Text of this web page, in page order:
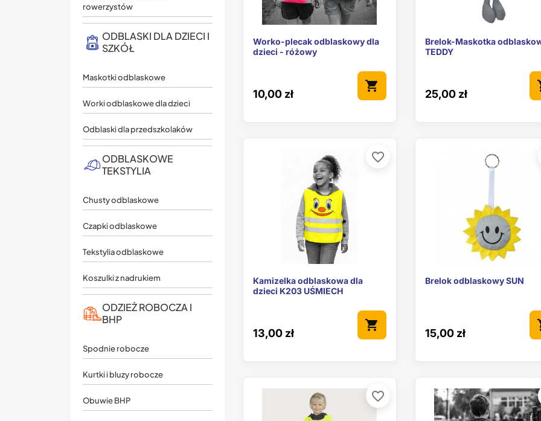
rowerzystów
ODBLASKI DLA DZIECI I
SZKÓŁ
Maskotki odblaskowe
Worki odblaskowe dla dzieci
Odblaski dla przedszkolaków
ODBLASKOWE
TEKSTYLIA
Chusty odblaskowe
Czapki odblaskowe
Tekstylia odblaskowe
Koszulki z nadrukiem
ODZIEŻ ROBOCZA I
BHP
Spodnie robocze
Kurtki i bluzy robocze
Obuwie BHP
Szybki podgląd
Worko-plecak odblaskowy dla
dzieci - różowy
10,00 zł
shopping_cart
Szybki
Brelok-Maskotka
TEDDY
25,00 zł
Szybki podgląd
Kamizelka odblaskowa dla
dzieci K203 UŚMIECH
13,00 zł
shopping_cart
favorite_border
Szybki podgląd
Brelok odblaskowy SUN
15,00 zł
favorite_border